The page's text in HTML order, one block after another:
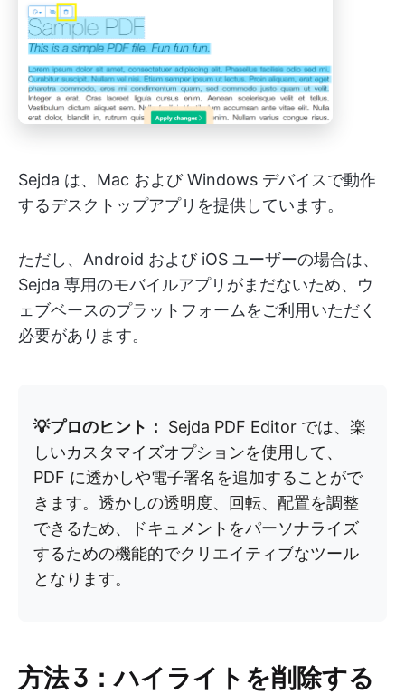
Sejda は、Mac および Windows デバイスで動作
するデスクトップアプリを提供しています。
ただし、Android および iOS ユーザーの場合は、
Sejda 専用のモバイルアプリがまだないため、ウ
ェブベースのプラットフォームをご利用いただく
必要があります。
💡プロのヒント：
Sejda PDF Editor では、楽
しいカスタマイズオプションを使用して、
PDF に透かしや電子署名を追加することがで
きます。透かしの透明度、回転、配置を調整
できるため、ドキュメントをパーソナライズ
するための機能的でクリエイティブなツール
となります。
方法 3：ハイライトを削除する